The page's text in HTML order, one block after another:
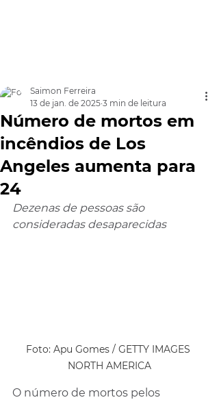
Número de mortos em
incêndios de Los
Angeles aumenta para
24
Saimon Ferreira
13 de jan. de 2025 3 min de leitura
Dezenas de pessoas são
consideradas desaparecidas
Foto: Apu Gomes / GETTY IMAGES
NORTH AMERICA
O número de mortos pelos